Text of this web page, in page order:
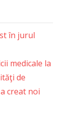
în jurul
medicale la
de
creat noi